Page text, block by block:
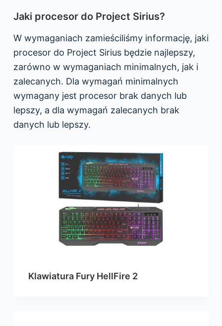
Jaki procesor do Project Sirius?
W wymaganiach zamieściliśmy informację, jaki
procesor do Project Sirius będzie najlepszy,
zarówno w wymaganiach minimalnych, jak i
zalecanych. Dla wymagań minimalnych
wymagany jest procesor brak danych lub
lepszy, a dla wymagań zalecanych brak
danych lub lepszy.
Klawiatura Fury HellFire 2